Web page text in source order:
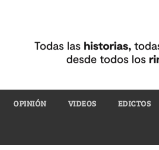
OPINIÓN VIDEOS EDICTOS